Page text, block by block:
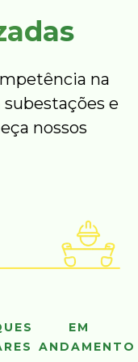
na
e
nossos
EM
ANDAMENTO